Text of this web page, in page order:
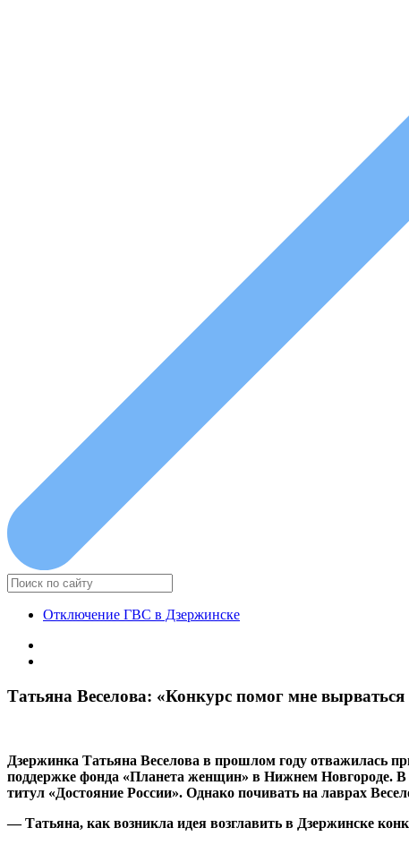
Отключение ГВС в Дзержинске
Татьяна Веселова: «Конкурс помог мне
Дзержинка Татьяна Веселова в прошлом году отважилась
поддержке фонда «Планета женщин» в Нижнем Новгороде. В
титул «Достояние России». Однако почивать на лаврах
— Татьяна, как возникла идея возглавить в Дзержинске